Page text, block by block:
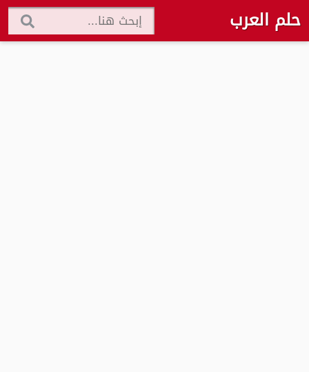
حلم العرب